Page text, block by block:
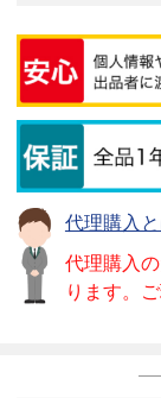
代理購入
代理購入
ります。